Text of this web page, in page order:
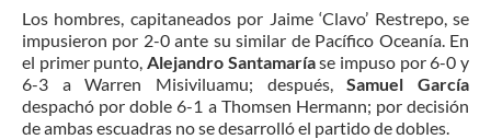
Los hombres, capitaneados por Jaime ‘Clavo’ Restrepo, se
impusieron por 2-0 ante su similar de Pacífico Oceanía. En
el primer punto, Alejandro Santamaríase impuso por 6-0 y
6-3 a Warren Misiviluamu; después,Samuel García
despachó por doble 6-1 a Thomsen Hermann; por decisión
de ambas escuadras no se desarrolló el partido de dobles.